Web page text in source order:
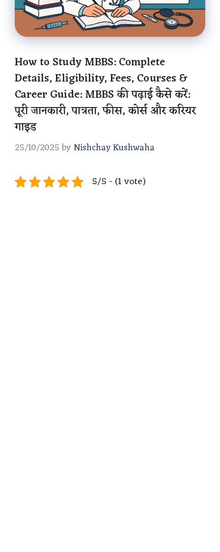
How to Study MBBS: Complete
Details, Eligibility, Fees, Courses &
Career Guide: MBBS की पढ़ाई कैसे करें:
पूरी जानकारी, पात्रता, फीस, कोर्स और करियर
गाइड
25/10/2025 byNishchay Kushwaha
5/5 - (1 vote)